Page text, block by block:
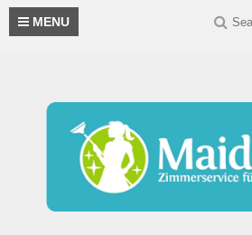
Skip
content
MENU
Search